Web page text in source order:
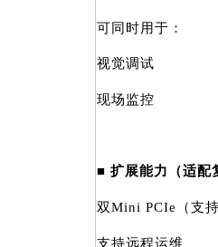
可同时用于：
视觉调试
现场监控
■ 扩展能力（适配
双Mini PCIe（支
支持远程运维